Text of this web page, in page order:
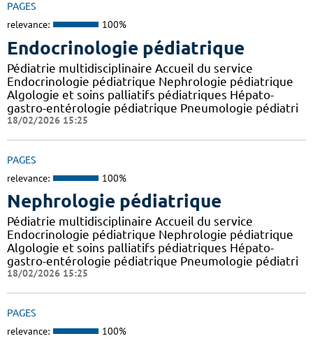
PAGES
relevance: 100%
Endocrinologie pédiatrique
Pédiatrie multidisciplinaire Accueil du service
Endocrinologie pédiatrique Nephrologie pédiatrique
Algologie et soins palliatifs pédiatriques Hépato-
gastro-entérologie pédiatrique Pneumologie pédiatri
18/02/2026 15:25
PAGES
relevance: 100%
Nephrologie pédiatrique
Pédiatrie multidisciplinaire Accueil du service
Endocrinologie pédiatrique Nephrologie pédiatrique
Algologie et soins palliatifs pédiatriques Hépato-
gastro-entérologie pédiatrique Pneumologie pédiatri
18/02/2026 15:25
PAGES
relevance: 100%